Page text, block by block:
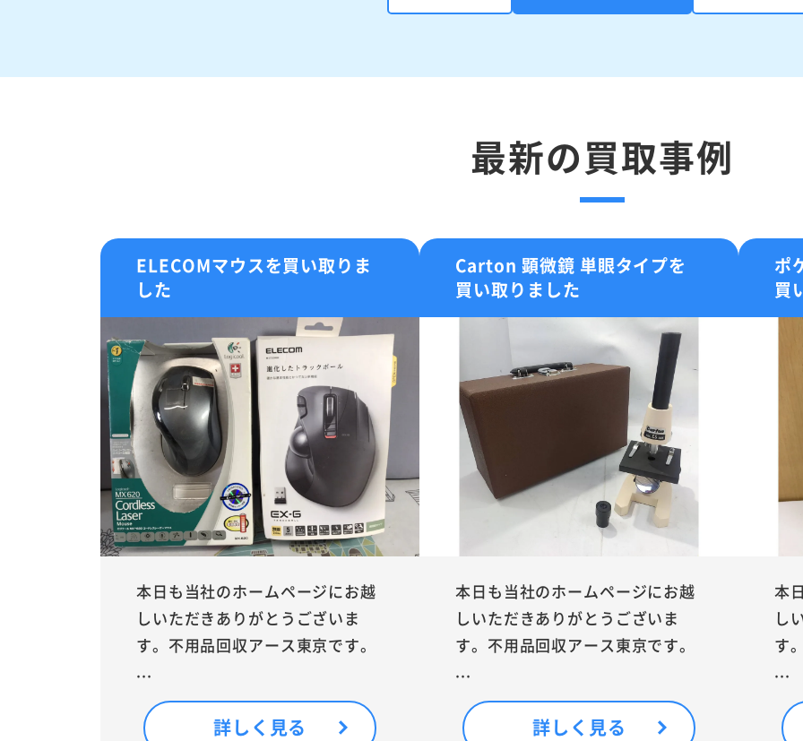
最新の買取事例
ELECOMマウスを買い取りま
した
本日も当社のホームページにお越
しいただきありがとうございま
す。不用品回収アース東京です。
...
詳しく見る
Carton 顕微鏡 単眼タイプを
買い取りました
本日も当社のホームページにお越
しいただきありがとうございま
す。不用品回収アース東京です。
...
詳しく見る
ポ
買
本
し
す
...